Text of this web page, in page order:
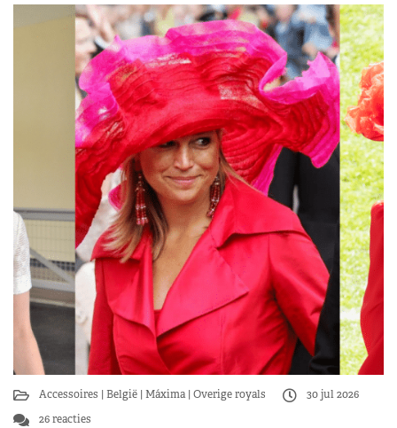
Accessoires België Máxima Overige royals
30 jul 2026
26 reacties